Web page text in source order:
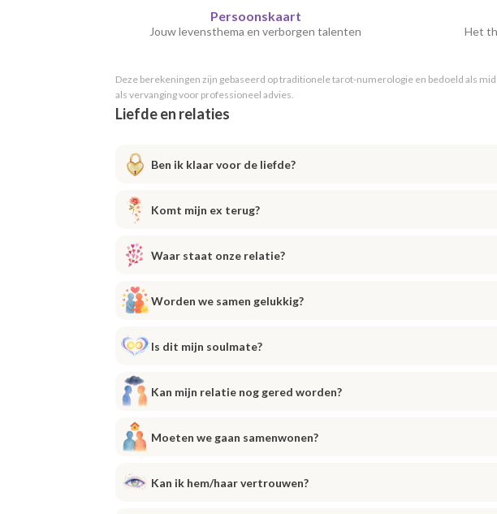
Persoonskaart
Jouw levensthema en verborgen talenten Het
Deze berekeningen zijn gebaseerd op traditionele tarot-numerologie en bedoeld als
als vervanging voor professioneel advies.
Liefde en relaties
Ben ik klaar voor de liefde?
Komt mijn ex terug?
Waar staat onze relatie?
Worden we samen gelukkig?
Is dit mijn soulmate?
Kan mijn relatie nog gered worden?
Moeten we gaan samenwonen?
Kan ik hem/haar vertrouwen?